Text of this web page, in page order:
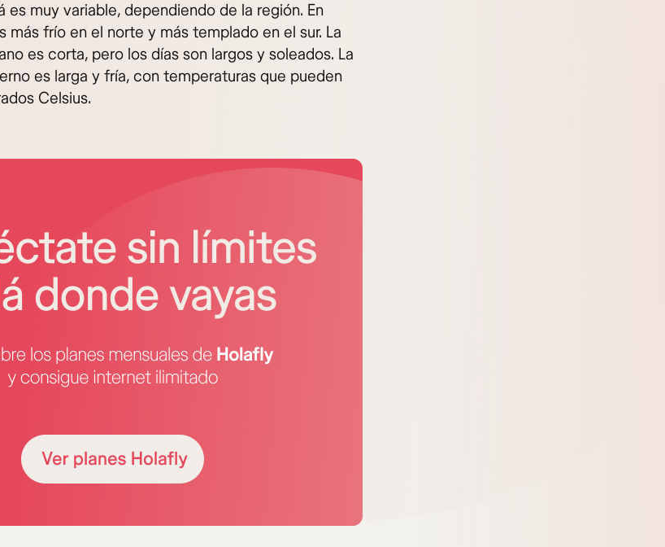
es muy variable, dependiendo de la región. En
más frío en el norte y más templado en el sur. La
es corta, pero los días son largos y soleados. La
es larga y fría, con temperaturas que pueden
Celsius.